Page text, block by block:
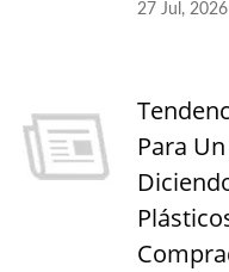
27 Jul, 2026
Para